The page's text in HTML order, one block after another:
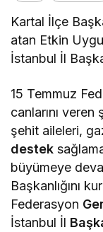
Kartal İlçe
atan Etkin
İstanbul İl
15 Temmuz
canlarını veren
şehit aileleri,
destek
büyümeye
Başkanlığını
Federasyon
İstanbul İl